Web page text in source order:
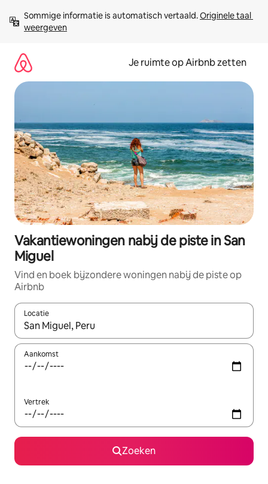
direct
naar
Sommige informatie is automatisch vertaald. Originele taal
weergeven
Je ruimte op Airbnb zetten
Vakantiewoningen nabij de piste in San
Miguel
Vind en boek bijzondere woningen nabij de piste op
Airbnb
Locatie
Wanneer er suggesties beschikbaar zijn, maak je een keuze
Aankomst
Vertrek
Zoeken